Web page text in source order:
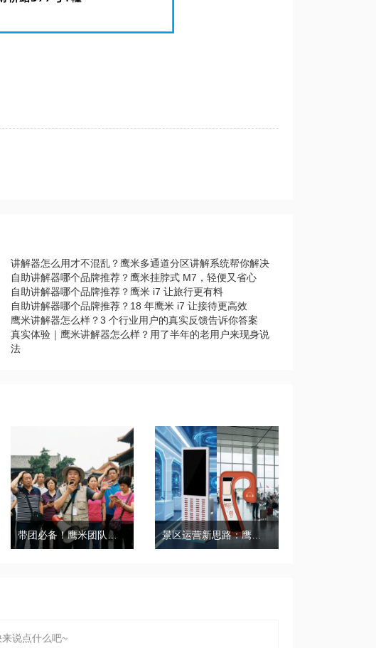
讲解器怎么用才不混乱？鹰米多通道分区讲解系统帮你解决
自助讲解器哪个品牌推荐？鹰米挂脖式 M7，轻便又省心
自助讲解器哪个品牌推荐？鹰米 i7 让旅行更有料
自助讲解器哪个品牌推荐？18 年鹰米 i7 让接待更高效
鹰米讲解器怎么样？3 个行业用户的真实反馈告诉你答案
真实体验｜鹰米讲解器怎么样？用了半年的老用户来现身说
法
带团必备！鹰米团队讲解器，防串音 + 易管理双在线
说点什么吧~